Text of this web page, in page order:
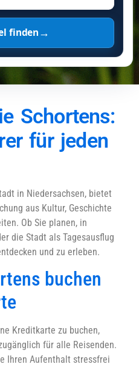
finden→
Schortens:
für jeden
in Niedersachsen, bietet
aus Kultur, Geschichte
Ob Sie planen, in
die Stadt als Tagesausflug
und zu erleben.
buchen
Kreditkarte zu buchen,
für alle Reisenden.
Ihren Aufenthalt stressfrei